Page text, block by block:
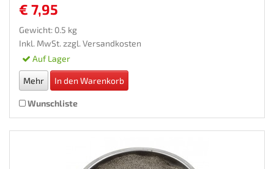
€ 7,95
Gewicht: 0.5 kg
Inkl. MwSt. zzgl. Versandkosten
Auf Lager
Mehr In den Warenkorb
Wunschliste